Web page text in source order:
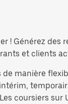
! Générez des
et clients
manière
coursiers sur